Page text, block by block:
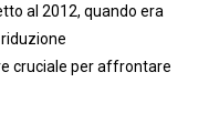
al 2012, quando era
cruciale per affrontare